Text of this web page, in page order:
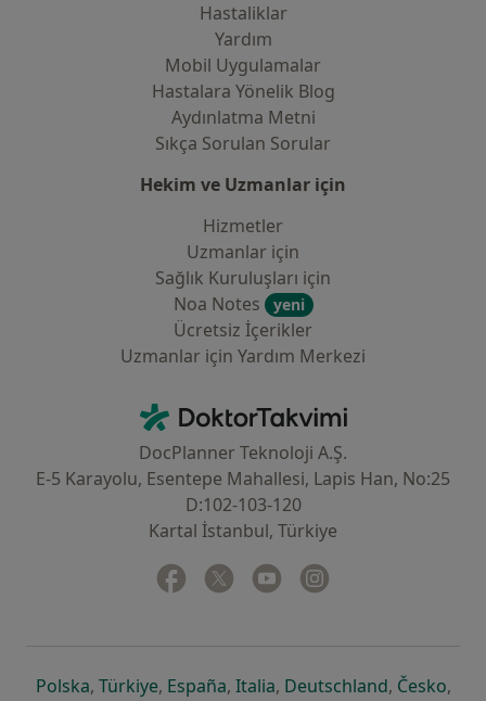
Hastaliklar
Yardım
Mobil Uygulamalar
Hastalara Yönelik Blog
Aydınlatma Metni
Sıkça Sorulan Sorular
Hekim ve Uzmanlar için
Hizmetler
Uzmanlar için
Sağlık Kuruluşları için
Noa Notes
yeni
Ücretsiz İçerikler
Uzmanlar için Yardım Merkezi
DoktorTakvimi - Ana Sayfa
DocPlanner Teknoloji A.Ş.
E-5 Karayolu, Esentepe Mahallesi, Lapis Han, No:25
D:102-103-120
Kartal İstanbul, Türkiye
Facebook
yeni bir sekmede açılır
Twitter
yeni bir sekmede açılır
Youtube
yeni bir sekmede açılır
Polskayeni bir sekmede açılır
, Türkiyeyeni bir sekmede açılır
, Españayeni bir sekmede açılır
, Italiayeni bir sekmede açılır
, Deutschlandyeni bir
, Českoyeni
,